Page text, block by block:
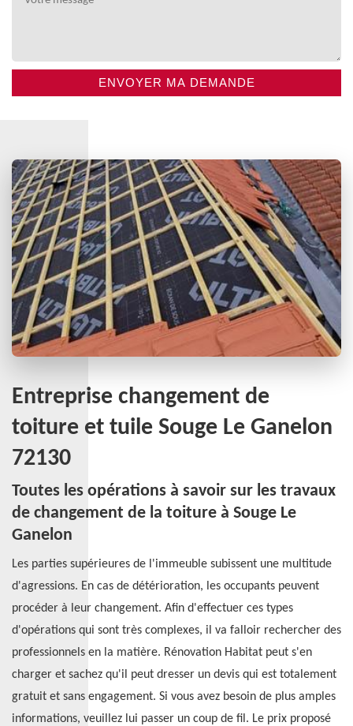
Entreprise changement de
toiture et tuile Souge Le Ganelon
72130
Toutes les opérations à savoir sur les travaux
de changement de la toiture à Souge Le
Ganelon
Les parties supérieures de l'immeuble subissent une multitude
d'agressions. En cas de détérioration, les occupants peuvent
procéder à leur changement. Afin d'effectuer ces types
d'opérations qui sont très complexes, il va falloir rechercher des
professionnels en la matière. Rénovation Habitat peut s'en
charger et sachez qu'il peut dresser un devis qui est totalement
gratuit et sans engagement. Si vous avez besoin de plus amples
informations, veuillez lui passer un coup de fil. Le prix proposé